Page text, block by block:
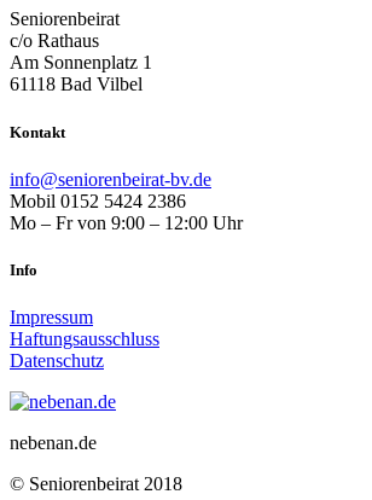
Seniorenbeirat
c/o Rathaus
Am Sonnenplatz 1
61118 Bad Vilbel
Kontakt
info@seniorenbeirat-bv.de
Mobil 0152 5424 2386
Mo – Fr von 9:00 – 12:00 Uhr
Info
Impressum
Haftungsausschluss
Datenschutz
nebenan.de
© Seniorenbeirat 2018